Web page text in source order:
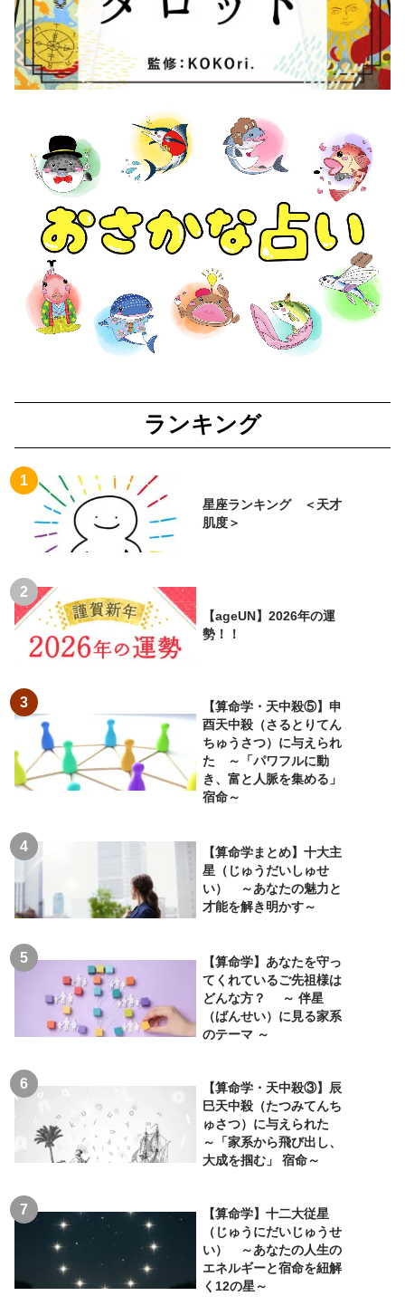
ランキング
星座ランキング ＜天才
肌度＞
【ageUN】2026年の運
勢！！
【算命学・天中殺⑤】申
酉天中殺（さるとりてん
ちゅうさつ）に与えられ
た ～「パワフルに動
き、富と人脈を集める」
宿命～
【算命学まとめ】十大主
星（じゅうだいしゅせ
い） ～あなたの魅力と
才能を解き明かす～
【算命学】あなたを守っ
てくれているご先祖様は
どんな方？ ～ 伴星
（ばんせい）に見る家系
のテーマ ～
【算命学・天中殺③】辰
巳天中殺（たつみてんち
ゅさつ）に与えられた
～「家系から飛び出し、
大成を掴む」 宿命～
【算命学】十二大従星
（じゅうにだいじゅうせ
い） ～あなたの人生の
エネルギーと宿命を紐解
く12の星～